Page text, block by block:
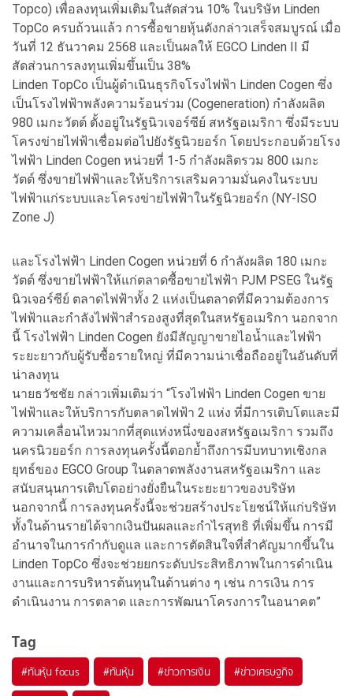
Topco) เพื่อลงทุนเพิ่มเติมในสัดส่วน 10% ในบริษัท Linden
TopCo ครบถ้วนแล้ว การซื้อขายหุ้นดังกล่าวเสร็จสมบูรณ์ เมื่อ
วันที่ 12 ธันวาคม 2568 และเป็นผลให้ EGCO Linden II มี
สัดส่วนการลงทุนเพิ่มขึ้นเป็น 38%
Linden TopCo เป็นผู้ดำเนินธุรกิจโรงไฟฟ้า Linden Cogen ซึ่ง
เป็นโรงไฟฟ้าพลังความร้อนร่วม (Cogeneration) กำลังผลิต
980 เมกะวัตต์ ตั้งอยู่ในรัฐนิวเจอร์ซีย์ สหรัฐอเมริกา ซึ่งมีระบบ
โครงข่ายไฟฟ้าเชื่อมต่อไปยังรัฐนิวยอร์ก โดยประกอบด้วยโรง
ไฟฟ้า Linden Cogen หน่วยที่ 1-5 กำลังผลิตรวม 800 เมกะ
วัตต์ ซึ่งขายไฟฟ้าและให้บริการเสริมความมั่นคงในระบบ
ไฟฟ้าแก่ระบบและโครงข่ายไฟฟ้าในรัฐนิวยอร์ก (NY-ISO
Zone J)
และโรงไฟฟ้า Linden Cogen หน่วยที่ 6 กำลังผลิต 180 เมกะ
วัตต์ ซึ่งขายไฟฟ้าให้แก่ตลาดซื้อขายไฟฟ้า PJM PSEG ในรัฐ
นิวเจอร์ซีย์ ตลาดไฟฟ้าทั้ง 2 แห่งเป็นตลาดที่มีความต้องการ
ไฟฟ้าและกำลังไฟฟ้าสำรองสูงที่สุดในสหรัฐอเมริกา นอกจาก
นี้ โรงไฟฟ้า Linden Cogen ยังมีสัญญาขายไอน้ำและไฟฟ้า
ระยะยาวกับผู้รับซื้อรายใหญ่ ที่มีความน่าเชื่อถืออยู่ในอันดับที่
น่าลงทุน
นายธวัชชัย กล่าวเพิ่มเติมว่า “โรงไฟฟ้า Linden Cogen ขาย
ไฟฟ้าและให้บริการกับตลาดไฟฟ้า 2 แห่ง ที่มีการเติบโตและมี
ความเคลื่อนไหวมากที่สุดแห่งหนึ่งของสหรัฐอเมริกา รวมถึง
นครนิวยอร์ก การลงทุนครั้งนี้ตอกย้ำถึงการมีบทบาทเชิงกล
ยุทธ์ของ EGCO Group ในตลาดพลังงานสหรัฐอเมริกา และ
สนับสนุนการเติบโตอย่างยั่งยืนในระยะยาวของบริษัท
นอกจากนี้ การลงทุนครั้งนี้จะช่วยสร้างประโยชน์ให้แก่บริษัท
ทั้งในด้านรายได้จากเงินปันผลและกำไรสุทธิ ที่เพิ่มขึ้น การมี
อำนาจในการกำกับดูแล และการตัดสินใจที่สำคัญมากขึ้นใน
Linden TopCo ซึ่งจะช่วยยกระดับประสิทธิภาพในการดำเนิน
งานและการบริหารต้นทุนในด้านต่าง ๆ เช่น การเงิน การ
ดำเนินงาน การตลาด และการพัฒนาโครงการในอนาคต”
Tag
#ทันหุ้น focus #ทันหุ้น #ข่าวการเงิน #ข่าวเศรษฐกิจ